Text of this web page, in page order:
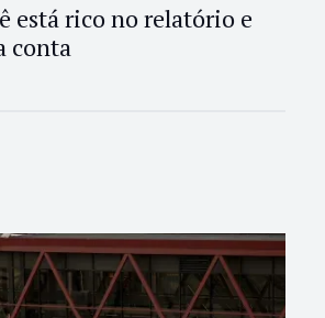
está rico no relatório e
conta